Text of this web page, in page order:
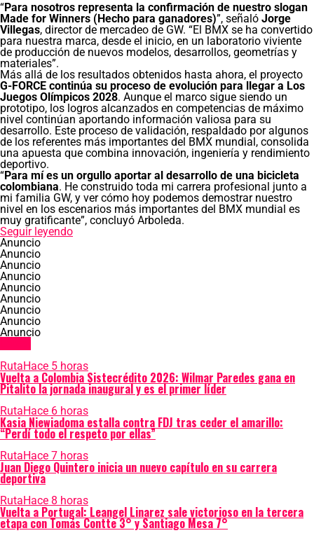
“Para nosotros representa la confirmación de nuestro slogan
Made for Winners (Hecho para ganadores)”, señaló Jorge
Villegas, director de mercadeo de GW. “El BMX se ha convertido
para nuestra marca, desde el inicio, en un laboratorio viviente
de producción de nuevos modelos, desarrollos, geometrías y
materiales”.
Más allá de los resultados obtenidos hasta ahora, el proyecto
G-FORCE continúa su proceso de evolución para llegar a Los
Juegos Olímpicos 2028. Aunque el marco sigue siendo un
prototipo, los logros alcanzados en competencias de máximo
nivel continúan aportando información valiosa para su
desarrollo. Este proceso de validación, respaldado por algunos
de los referentes más importantes del BMX mundial, consolida
una apuesta que combina innovación, ingeniería y rendimiento
deportivo.
“Para mí es un orgullo aportar al desarrollo de una bicicleta
colombiana. He construido toda mi carrera profesional junto a
mi familia GW, y ver cómo hoy podemos demostrar nuestro
nivel en los escenarios más importantes del BMX mundial es
muy gratificante”, concluyó Arboleda.
Seguir leyendo
Anuncio
Anuncio
Anuncio
Anuncio
Anuncio
Anuncio
Anuncio
Anuncio
Anuncio
RutaHace 5 horas
Vuelta a Colombia Sistecrédito 2026: Wilmar Paredes gana en
Pitalito la jornada inaugural y es el primer líder
RutaHace 6 horas
Kasia Niewiadoma estalla contra FDJ tras ceder el amarillo:
“Perdí todo el respeto por ellas”
RutaHace 7 horas
Juan Diego Quintero inicia un nuevo capítulo en su carrera
deportiva
RutaHace 8 horas
Vuelta a Portugal: Leangel Linarez sale victorioso en la tercera
etapa con Tomás Contte 3° y Santiago Mesa 7°